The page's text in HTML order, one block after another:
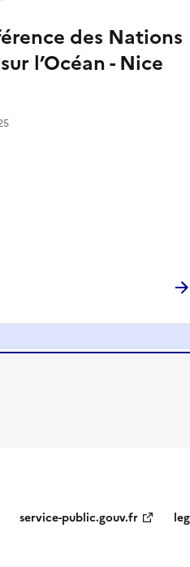
des Nations
l’Océan - Nice
service-public.gouv.fr